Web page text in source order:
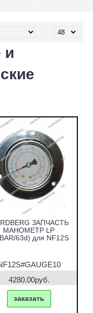
и
ЗАПЧАСТЬ
МАНОМЕТР LP
63d) для NF12S
4280.00руб.
заказать